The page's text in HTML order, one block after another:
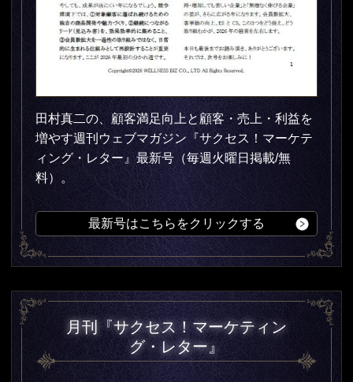
田村真二の、顧客満足向上と顧客・売上・利益を
増やす週刊ウェブマガジン『サクセス！マーケテ
ィング・レター』最新号（毎週火曜日掲載/無
料）。
最新号はこちらをクリックする
月刊『サクセス！マーケティン
グ・レター』